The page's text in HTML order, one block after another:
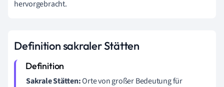
hervorgebracht.
Definition sakraler Stätten
Sakrale Stätten:Orte von großer Bedeutung für